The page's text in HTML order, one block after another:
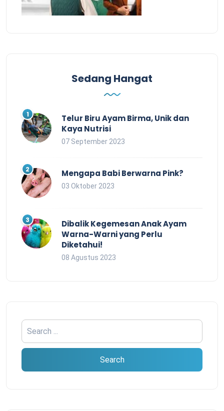
Sedang Hangat
Telur Biru Ayam Birma, Unik dan
Kaya Nutrisi
07 September 2023
Mengapa Babi Berwarna Pink?
03 Oktober 2023
Dibalik Kegemesan Anak Ayam
Warna-Warni yang Perlu
Diketahui!
08 Agustus 2023